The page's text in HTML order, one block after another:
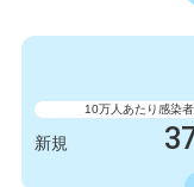
10万人あたり感染
新規